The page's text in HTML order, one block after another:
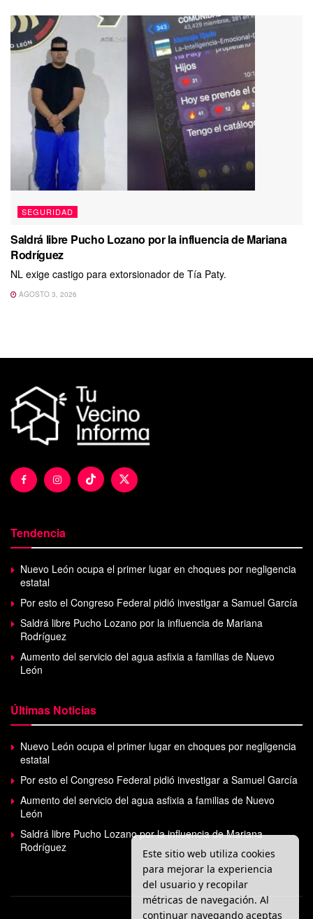
SEGURIDAD
Saldrá libre Pucho Lozano por la influencia de Mariana
Rodríguez
NL exige castigo para extorsionador de Tía Paty.
AGOSTO 3, 2026
Tendencia
Nuevo León ocupa el primer lugar en choques por negligencia
estatal
Por esto el Congreso Federal pidió investigar a Samuel García
Saldrá libre Pucho Lozano por la influencia de Mariana
Rodríguez
Aumento del servicio del agua asfixia a familias de Nuevo
León
Últimas Noticias
Nuevo León ocupa el primer lugar en choques por negligencia
estatal
Por esto el Congreso Federal pidió investigar a Samuel García
Aumento del servicio del agua asfixia a familias de Nuevo
León
Saldrá libre Pucho Lozano por la influencia de Mariana
Rodríguez
Este sitio web utiliza cookies
para mejorar la experiencia
del usuario y recopilar
métricas de navegación. Al
continuar navegando aceptas